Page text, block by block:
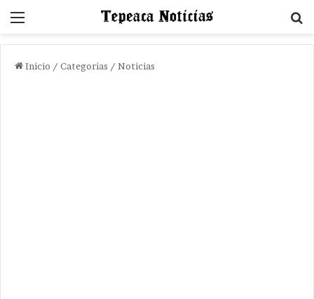
Menu
Inicio / Categorias / Noticias